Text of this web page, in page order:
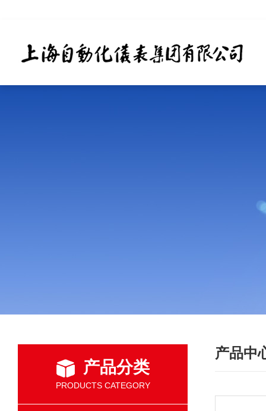
产品分类
PRODUCTS CATEGORY
产品中